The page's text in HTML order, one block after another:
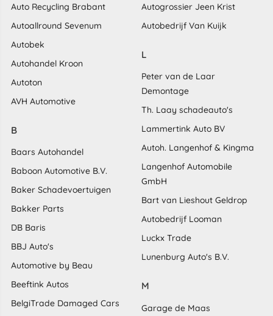
Auto Recycling Brabant
Autoallround Sevenum
Autobek
Autohandel Kroon
Autoton
AVH Automotive
B
Baars Autohandel
Baboon Automotive B.V.
Baker Schadevoertuigen
Bakker Parts
DB Baris
BBJ Auto's
Automotive by Beau
Beeftink Autos
BelgiTrade Damaged Cars
Autogrossier Jeen Krist
Autobedrijf Van Kuijk
L
Peter van de Laar
Demontage
Th. Laay schadeauto's
Lammertink Auto BV
Autoh. Langenhof & Kingma
Langenhof Automobile
GmbH
Bart van Lieshout Geldrop
Autobedrijf Looman
Luckx Trade
Lunenburg Auto's B.V.
M
Garage de Maas